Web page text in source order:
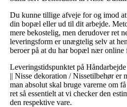
Du kunne tillige afveje for og imod
din bopæl eller ud til dit arbejde.
mere bekostelig, men derudover ret
leveringsform er unægtelig selv at
beroer på at du har bopæl nær online
Leveringstidspunktet på
|| Nisse dekoration / Nissetilbehør er
man absolut skal bruge varerne om
ret så essentielt at vi checker den
den respektive vare.